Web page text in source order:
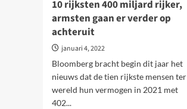
10 rijksten 400 miljard rijker,
armsten gaan er verder op
achteruit
januari 4, 2022
Bloomberg bracht begin dit jaar het
nieuws dat de tien rijkste mensen ter
wereld hun vermogen in 2021 met
402...